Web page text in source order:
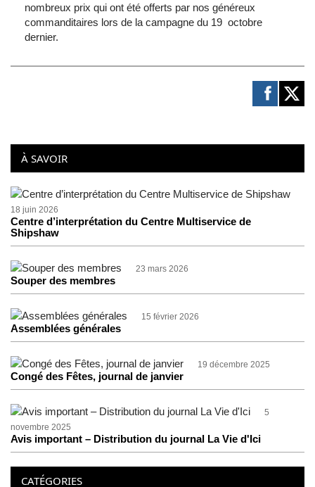
nombreux prix qui ont été offerts par nos généreux
commanditaires lors de la campagne du 19 octobre
dernier.
À SAVOIR
18 juin 2026
Centre d’interprétation du Centre Multiservice de
Shipshaw
23 mars 2026
Souper des membres
15 février 2026
Assemblées générales
19 décembre 2025
Congé des Fêtes, journal de janvier
5
novembre 2025
Avis important – Distribution du journal La Vie d'Ici
CATÉGORIES